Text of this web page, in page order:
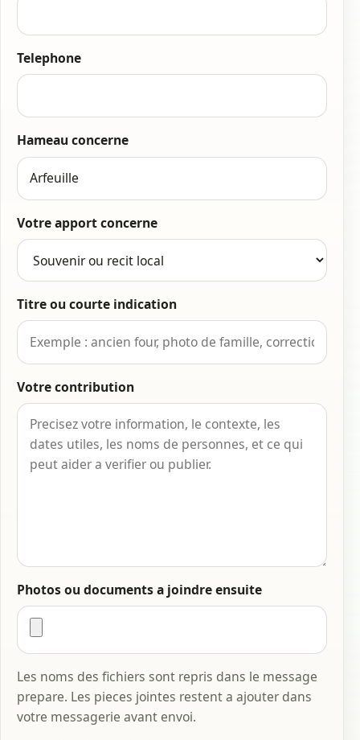
Telephone
Hameau concerne
Votre apport concerne
Titre ou courte indication
Votre contribution
Photos ou documents a joindre ensuite
Les noms des fichiers sont repris dans le message
prepare. Les pieces jointes restent a ajouter dans
votre messagerie avant envoi.